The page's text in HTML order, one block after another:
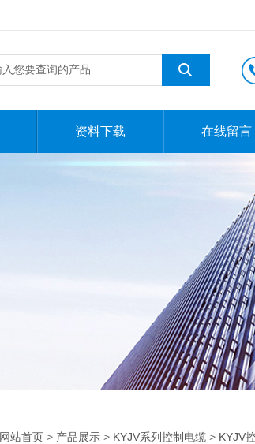
资料下载 在线留言
网站首页 > 产品展示 > KYJV系列控制电缆 > KYJV